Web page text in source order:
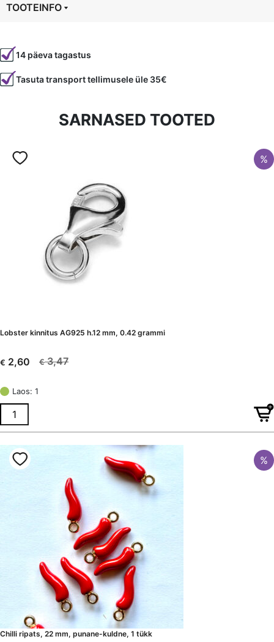
TOOTEINFO
14 päeva tagastus
Tasuta transport tellimusele üle 35€
SARNASED TOOTED
%
Lobster kinnitus AG925 h.12 mm, 0.42 grammi
€3,47
Algne
oli:
€ 3,47.
€ 2,60
Current
is:
€ 2,60.
Laos: 1
%
Chilli ripats, 22 mm, punane-kuldne, 1 tükk